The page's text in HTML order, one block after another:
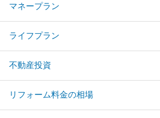
マネープラン
ライフプラン
不動産投資
リフォーム料金の相場